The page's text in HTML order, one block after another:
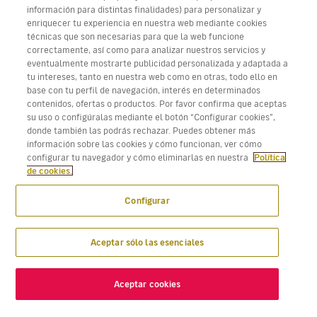
Trabaja con nosotros
Descarga Volotea App para iOS y Android
información para distintas finalidades) para personalizar y
enriquecer tu experiencia en nuestra web mediante cookies
técnicas que son necesarias para que la web funcione
correctamente, así como para analizar nuestros servicios y
eventualmente mostrarte publicidad personalizada y adaptada a
tu intereses, tanto en nuestra web como en otras, todo ello en
base con tu perfil de navegación, interés en determinados
contenidos, ofertas o productos. Por favor confirma que aceptas
su uso o configúralas mediante el botón “Configurar cookies”,
donde también las podrás rechazar. Puedes obtener más
información sobre las cookies y cómo funcionan, ver cómo
configurar tu navegador y cómo eliminarlas en nuestra
Política
de cookies.
Configurar
Aceptar sólo las esenciales
Aceptar cookies